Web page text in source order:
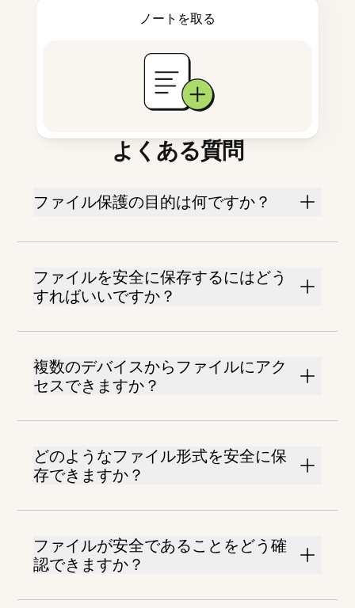
ノートを取る
よくある質問
ファイル保護の目的は何ですか？
ファイルを安全に保存するにはどう
すればいいですか？
複数のデバイスからファイルにアク
セスできますか？
どのようなファイル形式を安全に保
存できますか？
ファイルが安全であることをどう確
認できますか？